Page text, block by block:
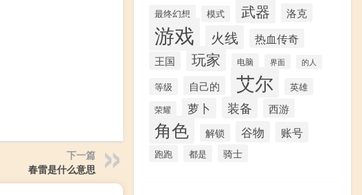
下一篇
春雷是什么意思
最终幻想 模式 武器 洛克
游戏 火线 热血传奇
王国 玩家 电脑 界面 的人
等级 自己的 艾尔 英雄
荣耀 萝卜 装备 西游
角色 解锁 谷物 账号
跑跑 都是 骑士